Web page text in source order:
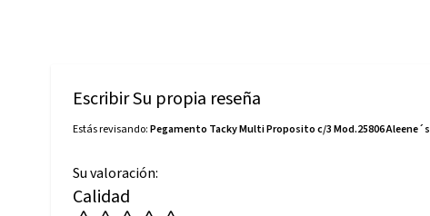
Escribir Su propia reseña
Estás revisando:Pegamento Tacky Multi Proposito c/3 Mod.25806 Aleene´s
Su valoración:
Calidad